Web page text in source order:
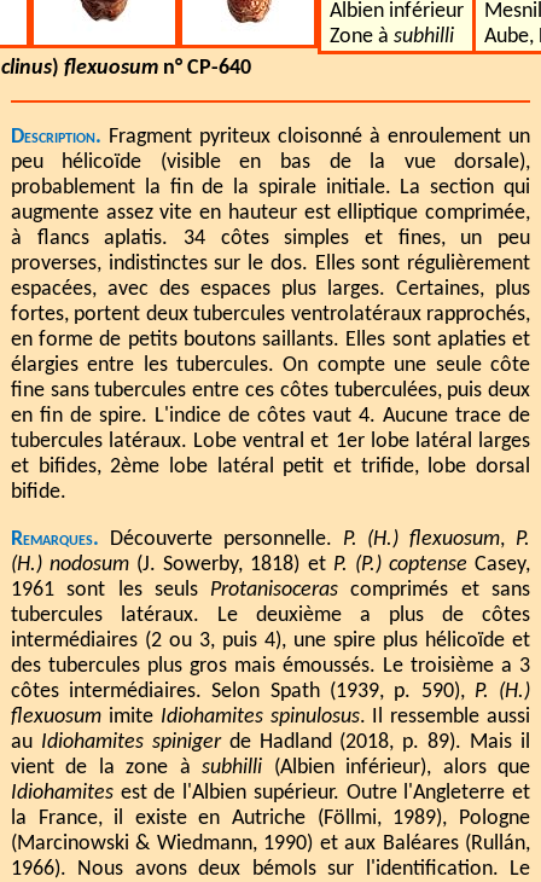
) flexuosumn° CP-640
Albien inférieur
Zone à subhilli
Aube,
Description. Fragment pyriteux cloisonné à enroulement un
peu hélicoïde (visible en bas de la vue dorsale),
probablement la fin de la spirale initiale. La section qui
augmente assez vite en hauteur est elliptique comprimée,
à flancs aplatis. 34 côtes simples et fines, un peu
proverses, indistinctes sur le dos. Elles sont régulièrement
espacées, avec des espaces plus larges. Certaines, plus
fortes, portent deux tubercules ventrolatéraux rapprochés,
en forme de petits boutons saillants. Elles sont aplaties et
élargies entre les tubercules. On compte une seule côte
fine sans tubercules entre ces côtes tuberculées, puis deux
en fin de spire. L'indice de côtes vaut 4. Aucune trace de
tubercules latéraux. Lobe ventral et 1er lobe latéral larges
et bifides, 2ème lobe latéral petit et trifide, lobe dorsal
bifide.
Remarques. Découverte personnelle. P. (H.) flexuosum, P.
(H.) nodosum (J. Sowerby, 1818) et P. (P.) coptense Casey,
1961 sont les seuls Protanisoceras comprimés et sans
tubercules latéraux. Le deuxième a plus de côtes
intermédiaires (2 ou 3, puis 4), une spire plus hélicoïde et
des tubercules plus gros mais émoussés. Le troisième a 3
côtes intermédiaires. Selon Spath (1939, p. 590), P. (H.)
flexuosumimite Idiohamites spinulosus. Il ressemble aussi
au Idiohamites spinigerde Hadland (2018, p. 89). Mais il
vient de la zone àsubhilli (Albien inférieur), alors que
Idiohamitesest de l'Albien supérieur. Outre l'Angleterre et
la France, il existe en Autriche (Föllmi, 1989), Pologne
(Marcinowski & Wiedmann, 1990) et aux Baléares (Rullán,
1966). Nous avons deux bémols sur l'identification. Le